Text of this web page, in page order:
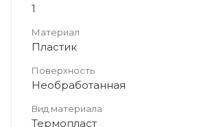
1
Материал
Пластик
Поверхность
Необработанная
Вид материала
Термопласт